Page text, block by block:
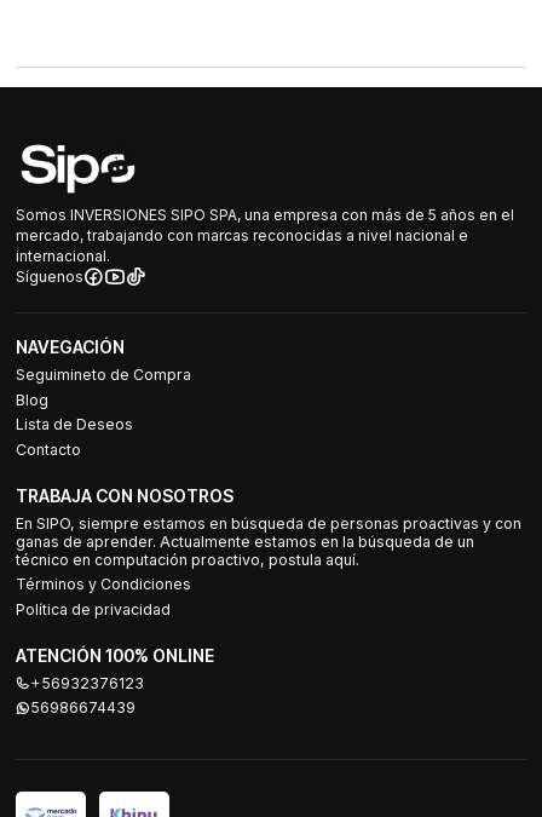
Somos INVERSIONES SIPO SPA, una empresa con más de 5 años en el
mercado, trabajando con marcas reconocidas a nivel nacional e
internacional.
Síguenos
NAVEGACIÓN
Seguimineto de Compra
Blog
Lista de Deseos
Contacto
TRABAJA CON NOSOTROS
En SIPO, siempre estamos en búsqueda de personas proactivas y con
ganas de aprender. Actualmente estamos en la búsqueda de un
técnico en computación proactivo, postula aquí.
Términos y Condiciones
Política de privacidad
ATENCIÓN 100% ONLINE
+56932376123
56986674439